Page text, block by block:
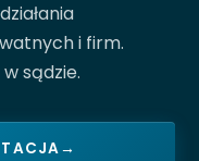
i firm.
sądzie.
→